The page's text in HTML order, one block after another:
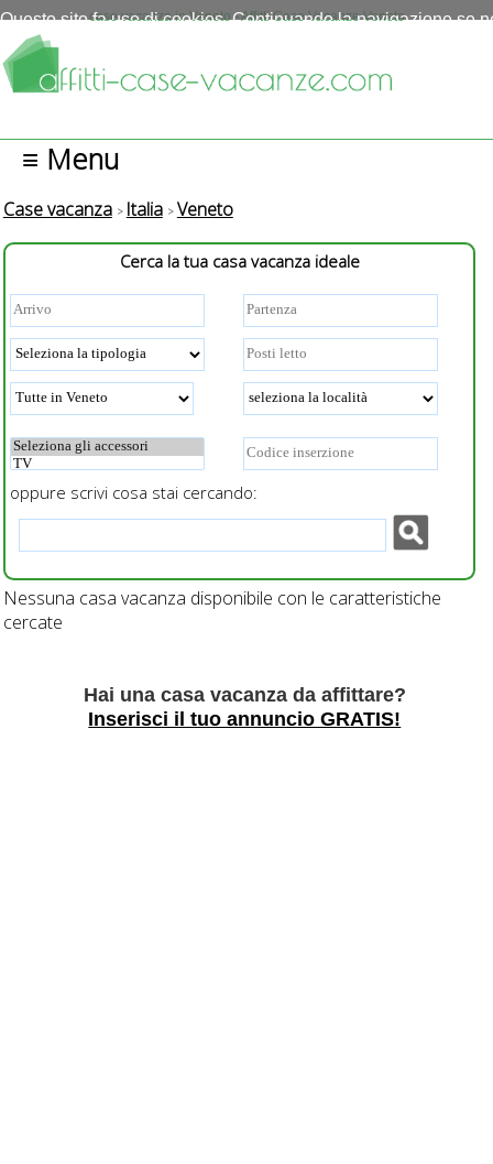
case vacanza in Veneto - Affitti Case Vacanze Veneto
Questo sito fa uso di cookies. Continuando la navigazione se
≡ Menu
Case vacanza Italia Veneto
Cerca la tua casa vacanza ideale
oppure scrivi cosa stai cercando:
Nessuna casa vacanza disponibile con le caratteristiche
cercate
Hai una casa vacanza da affittare?
Inserisci il tuo annuncio GRATIS!